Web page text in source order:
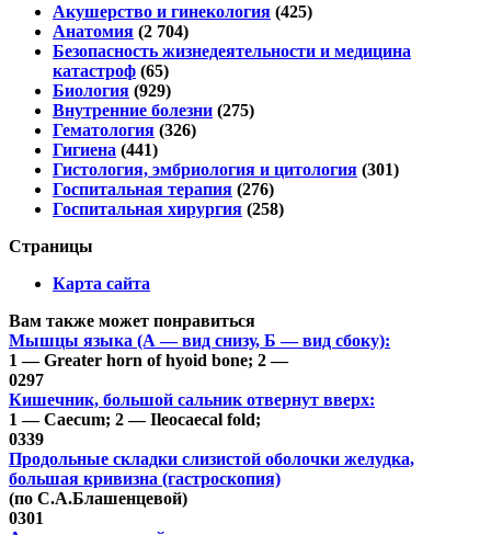
Акушерство и гинекология (425)
Анатомия (2 704)
Безопасность жизнедеятельности и медицина
катастроф (65)
Биология (929)
Внутренние болезни (275)
Гематология (326)
Гигиена (441)
Гистология, эмбриология и цитология (301)
Госпитальная терапия (276)
Госпитальная хирургия (258)
Страницы
Карта сайта
Вам также может понравиться
Мышцы языка (А — вид снизу, Б — вид сбоку):
1 — Greater horn of hyoid bone; 2 —
0297
Кишечник, большой сальник отвернут вверх:
1 — Caecum; 2 — Ileocaecal fold;
0339
Продольные складки слизистой оболочки желудка,
большая кривизна (гастроскопия)
(по С.А.Блашенцевой)
0301